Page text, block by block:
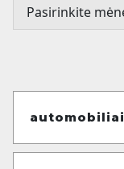
automobiliai